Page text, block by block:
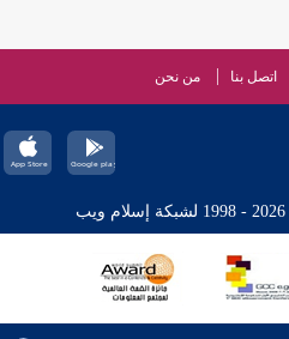
اتصل بنا من نحن